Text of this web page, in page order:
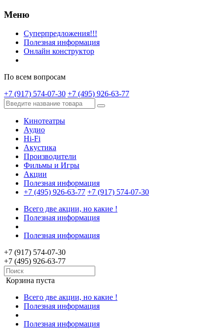
Меню
Суперпредложения!!!
Полезная информация
Онлайн конструктор
По всем вопросам
+7 (917) 574-07-30 +7 (495) 926-63-77
Кинотеатры
Аудио
Hi-Fi
Акустика
Производители
Фильмы и Игры
Акции
Полезная информация
+7 (495) 926-63-77 +7 (917) 574-07-30
Всего две акции, но какие !
Полезная информация
Полезная информация
+7 (917) 574-07-30
+7 (495) 926-63-77
Корзина пуста
Всего две акции, но какие !
Полезная информация
Полезная информация